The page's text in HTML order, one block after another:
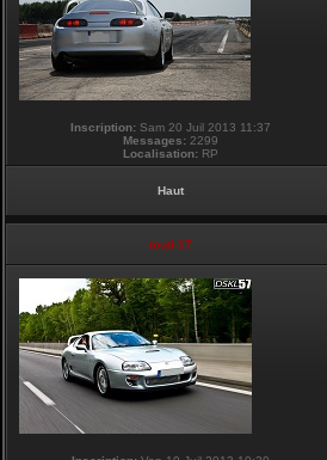
Inscription: Sam 20 Juil 2013 11:37
Messages: 2299
Localisation: RP
Haut
touti-17